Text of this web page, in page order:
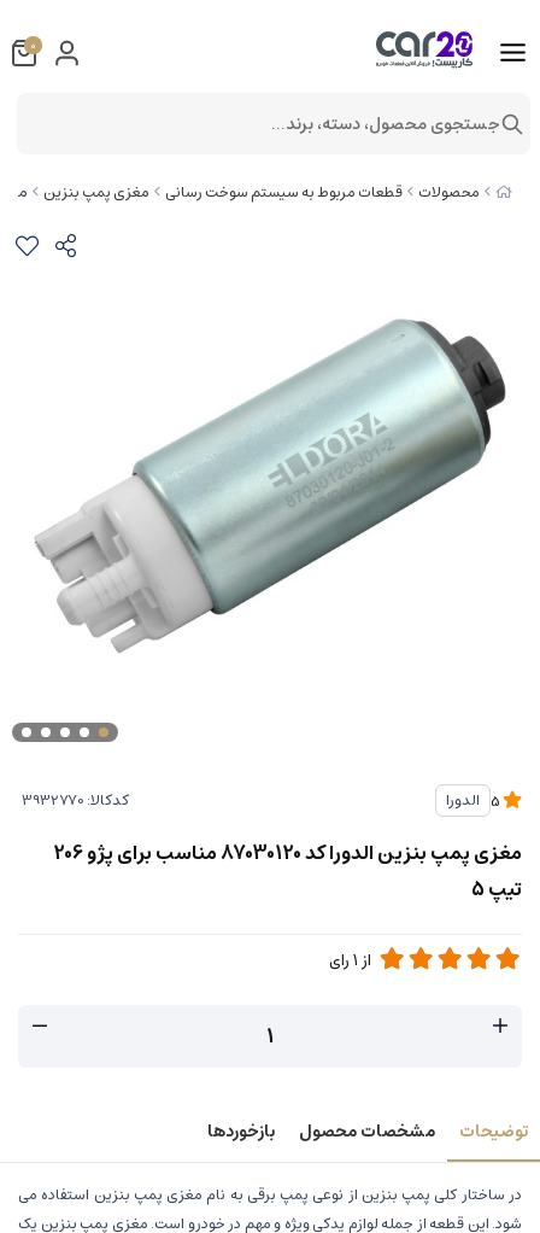
محصولات قطعات مربوط به سیستم سوخت رسانی مغزی پمپ بنزین مغزی
الدورا کدکالا:
مغزی پمپ بنزین الدورا کد 87030120 مناسب برای پژو 206
تیپ 5
از 1رای
توضیحات مشخصات محصول بازخوردها
در ساختار کلی پمپ بنزین از نوعی پمپ برقی به نام مغزی پمپ بنزین استفاده می
شود. این قطعه از جمله لوازم یدکی ویژه و مهم در خودرو است. مغزی پمپ بنزین یک
0
جستجوی محصول، دسته، برند...